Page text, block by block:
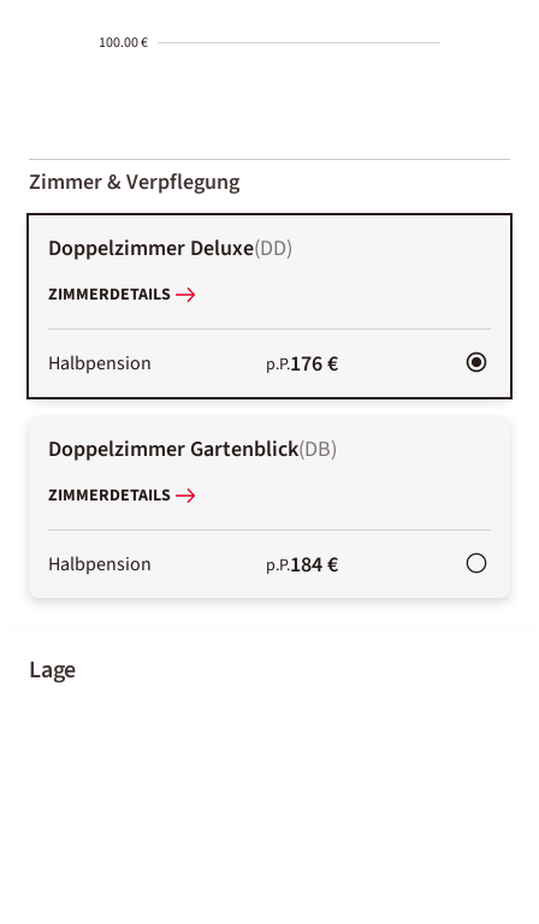
100.00 €
01-02
Zimmer & Verpflegung
Doppelzimmer Deluxe(DD)
ZIMMERDETAILS
Halbpension p.P.176 €
Doppelzimmer Gartenblick(DB)
ZIMMERDETAILS
Halbpension p.P.184 €
Lage